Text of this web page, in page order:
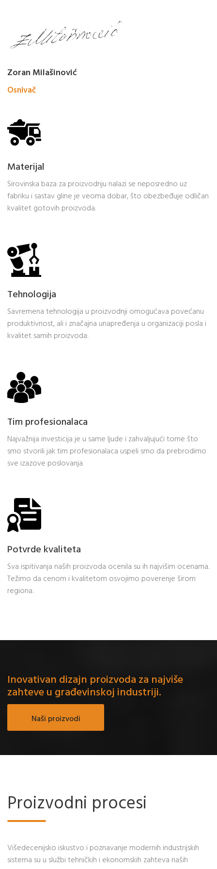
Zoran Milašinović
Osnivač
Materijal
Sirovinska baza za proizvodnju nalazi se neposredno uz
fabriku i sastav gline je veoma dobar, što obezbeđuje odličan
kvalitet gotovih proizvoda.
Tehnologija
Savremena tehnologija u proizvodnji omogućava povećanu
produktivnost, ali i značajna unapređenja u organizaciji posla i
kvalitet samih proizvoda.
Tim profesionalaca
Najvažnija investicija je u same ljude i zahvaljujući tome što
smo stvorili jak tim profesionalaca uspeli smo da prebrodimo
sve izazove poslovanja
Potvrde kvaliteta
Sva ispitivanja naših proizvoda ocenila su ih najvišim ocenama.
Težimo da cenom i kvalitetom osvojimo poverenje širom
regiona.
Inovativan dizajn proizvoda za najviše
zahteve u građevinskoj industriji.
Naši proizvodi
Proizvodni procesi
Višedecenijsko iskustvo i poznavanje modernih industrijskih
sistema su u službi tehničkih i ekonomskih zahteva naših